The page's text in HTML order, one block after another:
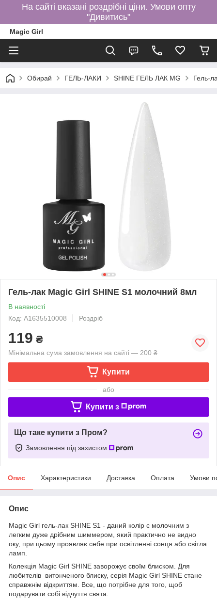
На сайті вказані роздрібні ціни. Умови опту
"Дивитись"
Magic Girl
Обирай ГЕЛЬ-ЛАКИ SHINE ГЕЛЬ ЛАК MG Гель-
Гель-лак Magic Girl SHINE S1 молочний 8мл
В наявності
Код: A1635510008
Роздріб
119 ₴
Мінімальна сума замовлення на сайті — 200 ₴
Купити
або
Купити з
Що таке купити з Пром?
Замовлення під захистом
Опис Характеристики Доставка Оплата Умови
Опис
Magic Girl гель-лак SHINE S1 - даний колір є молочним з
легким дуже дрібним шиммером, який практично не видно
оку, при цьому проявляє себе при освітленні сонця або світла
ламп.
Колекція Magic Girl SHINE заворожує своїм блиском. Для
любителів витонченого блиску, серія Magic Girl SHINE стане
справжнім відкриттям. Все, що потрібне для того, щоб
подарувати собі відчуття свята.